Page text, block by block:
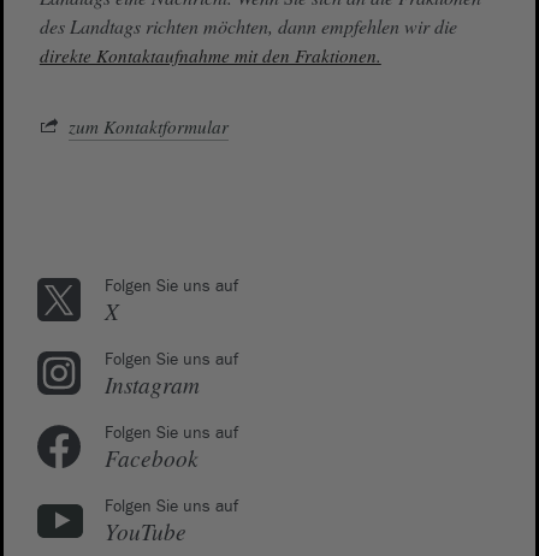
des Landtags richten möchten, dann empfehlen wir die
direkte Kontaktaufnahme mit den Fraktionen.
zum Kontaktformular
Folgen Sie uns auf
X
Folgen Sie uns auf
Instagram
Folgen Sie uns auf
Facebook
Folgen Sie uns auf
YouTube